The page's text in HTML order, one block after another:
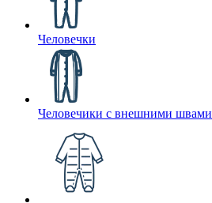
Человечки
Человечики с внешними швами